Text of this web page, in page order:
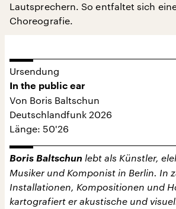
Lautsprechern. So entfaltet sich
Choreografie.
Ursendung
In the public ear
Von Boris Baltschun
Deutschlandfunk 2026
Länge: 50'26
Boris Baltschun lebt als Künstler,
Musiker und Komponist in Berlin. In
Installationen, Kompositionen und
kartografiert er akustische und